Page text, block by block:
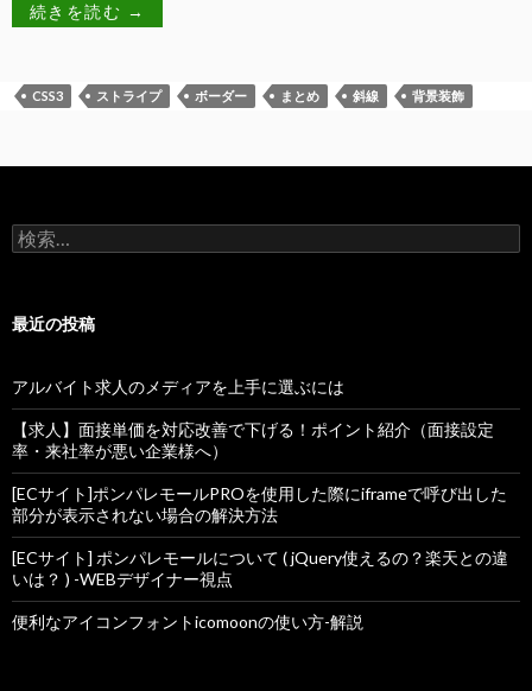
続きを読む →
CSS3 ストライプ ボーダー まとめ 斜線 背景装飾
検索:
最近の投稿
アルバイト求人のメディアを上手に選ぶには
【求人】面接単価を対応改善で下げる！ポイント紹介（面接設定
率・来社率が悪い企業様へ）
[ECサイト]ポンパレモールPROを使用した際にiframeで呼び出した
部分が表示されない場合の解決方法
[ECサイト] ポンパレモールについて ( jQuery使えるの？楽天との違
いは？ ) -WEBデザイナー視点
便利なアイコンフォントicomoonの使い方-解説